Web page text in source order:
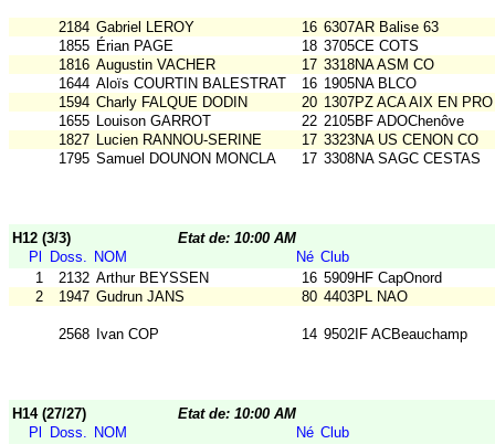
2184 Gabriel LEROY 16 6307AR Balise 63
1855 Érian PAGE 18 3705CE COTS
1816 Augustin VACHER 17 3318NA ASM CO
1644 Aloïs COURTIN BALESTRAT 16 1905NA BLCO
1594 Charly FALQUE DODIN 20 1307PZ ACA AIX EN
1655 Louison GARROT 22 2105BF ADOChenôve
1827 Lucien RANNOU-SERINE 17 3323NA US CENON CO
1795 Samuel DOUNON MONCLA 17 3308NA SAGC CESTAS
H12 (3/3)
Etat de: 10:00 AM
Pl
Doss. NOM Né Club
1
2132 Arthur BEYSSEN 16 5909HF CapOnord
2
1947 Gudrun JANS 80 4403PL NAO
2568 Ivan COP 14 9502IF ACBeauchamp
H14 (27/27)
Etat de: 10:00 AM
Pl
Doss. NOM Né Club